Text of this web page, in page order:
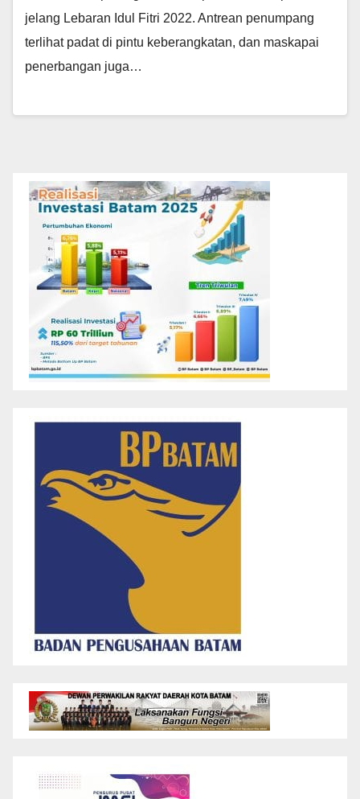
jelang Lebaran Idul Fitri 2022. Antrean penumpang
terlihat padat di pintu keberangkatan, dan maskapai
penerbangan juga…